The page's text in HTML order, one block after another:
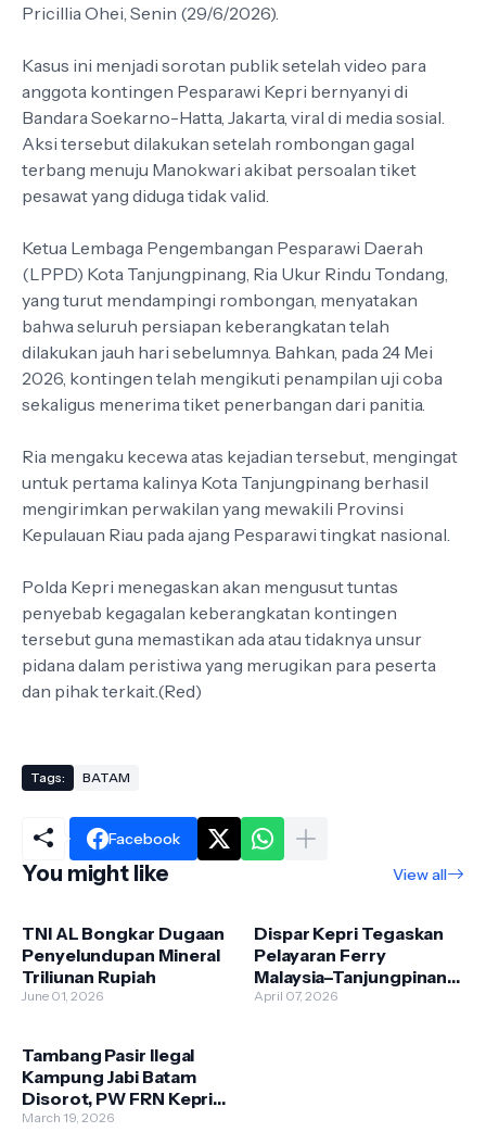
Pricillia Ohei, Senin (29/6/2026).
Kasus ini menjadi sorotan publik setelah video para
anggota kontingen Pesparawi Kepri bernyanyi di
Bandara Soekarno-Hatta, Jakarta, viral di media sosial.
Aksi tersebut dilakukan setelah rombongan gagal
terbang menuju Manokwari akibat persoalan tiket
pesawat yang diduga tidak valid.
Ketua Lembaga Pengembangan Pesparawi Daerah
(LPPD) Kota Tanjungpinang, Ria Ukur Rindu Tondang,
yang turut mendampingi rombongan, menyatakan
bahwa seluruh persiapan keberangkatan telah
dilakukan jauh hari sebelumnya. Bahkan, pada 24 Mei
2026, kontingen telah mengikuti penampilan uji coba
sekaligus menerima tiket penerbangan dari panitia.
Ria mengaku kecewa atas kejadian tersebut, mengingat
untuk pertama kalinya Kota Tanjungpinang berhasil
mengirimkan perwakilan yang mewakili Provinsi
Kepulauan Riau pada ajang Pesparawi tingkat nasional.
Polda Kepri menegaskan akan mengusut tuntas
penyebab kegagalan keberangkatan kontingen
tersebut guna memastikan ada atau tidaknya unsur
pidana dalam peristiwa yang merugikan para peserta
dan pihak terkait.(Red)
Tags: BATAM
Facebook
You might like View all
TNI AL Bongkar Dugaan
Penyelundupan Mineral
Triliunan Rupiah
June 01, 2026
Dispar Kepri Tegaskan
Pelayaran Ferry
Malaysia–Tanjungpinang
Tetap Normal
April 07, 2026
Tambang Pasir Ilegal
Kampung Jabi Batam
Disorot, PW FRN Kepri
Tegaskan Bukan
March 19, 2026